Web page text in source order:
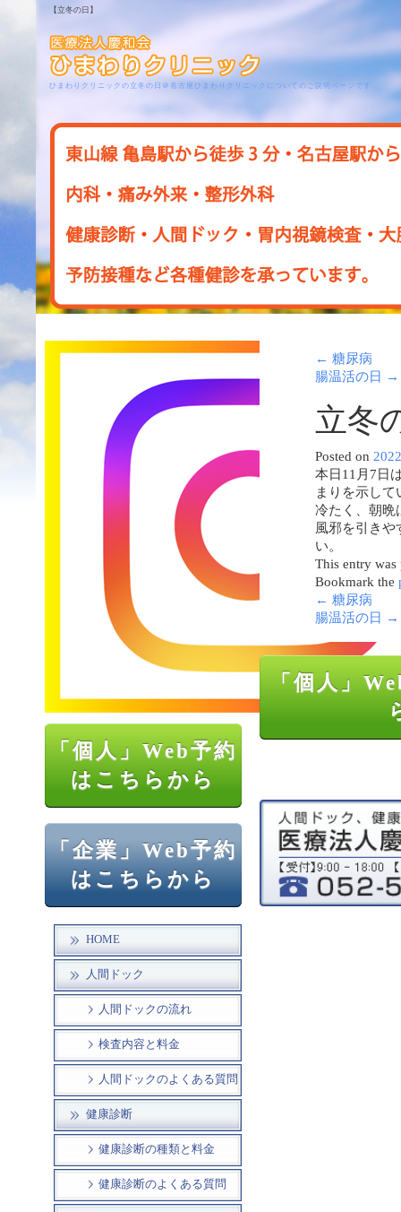
【立冬の日】
ひまわりクリニックの立冬の日＠名古屋ひまわりクリニックについてのご説明ページです
「個人」Web予約
はこちらから
「企業」Web予約
はこちらから
HOME
人間ドック
人間ドックの流れ
検査内容と料金
人間ドックのよくある質問
健康診断
健康診断の種類と料金
健康診断のよくある質問
← 糖尿病
腸温活の日
→
立冬
Posted on
本日11月7日
まりを示し
冷たく、朝晩
風邪を引き
い。
This entry
Bookmark the
← 糖尿病
腸温活の日
→
「個人」